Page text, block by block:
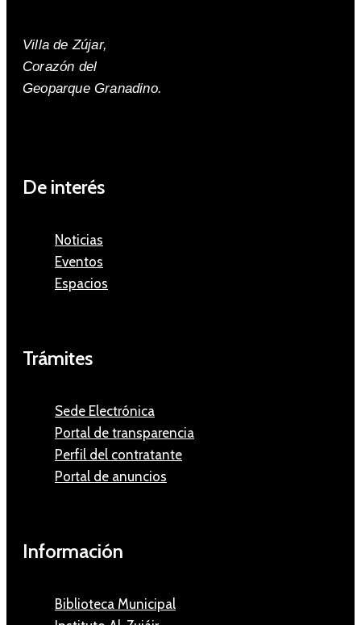
Villa de Zújar,
Corazón del
Geoparque Granadino.
De interés
Noticias
Eventos
Espacios
Trámites
Sede Electrónica
Portal de transparencia
Perfil del contratante
Portal de anuncios
Información
Biblioteca Municipal